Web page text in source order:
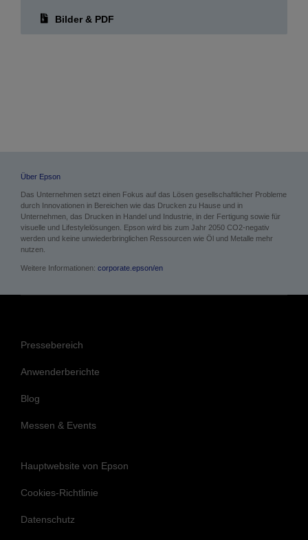
Bilder & PDF
Über Epson
Das Unternehmen setzt einen Fokus auf das Lösen gesellschaftlicher Probleme
durch Innovationen in Bereichen wie das Drucken zu Hause und in
Unternehmen, das Drucken in Handel und Industrie, in der Fertigung sowie für
visuelle und Lifestylelösungen. Epson wird bis zum Jahr 2050 CO2-negativ
werden und keine unwiederbringlichen Ressourcen wie Öl und Metalle mehr
nutzen.
Weitere Informationen: corporate.epson/en
Pressebereich
Anwenderberichte
Blog
Messen & Events
Hauptwebsite von Epson
Cookies-Richtlinie
Datenschutz